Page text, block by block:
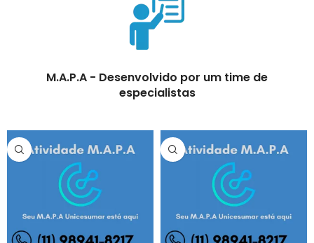
M.A.P.A - Desenvolvido por um time de
especialistas